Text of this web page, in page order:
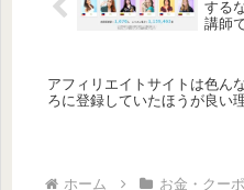
する
講師
アフィリエイトサイトは色ん
ろに登録していたほうが良い
ホーム お金・クー